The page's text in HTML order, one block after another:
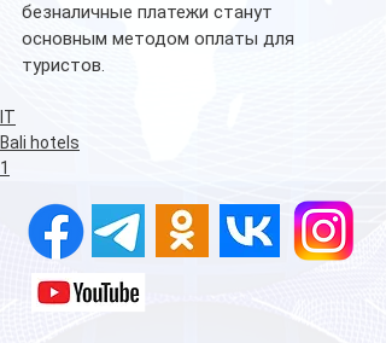
безналичные платежи станут
основным методом оплаты для
туристов.
IT
Bali hotels
1